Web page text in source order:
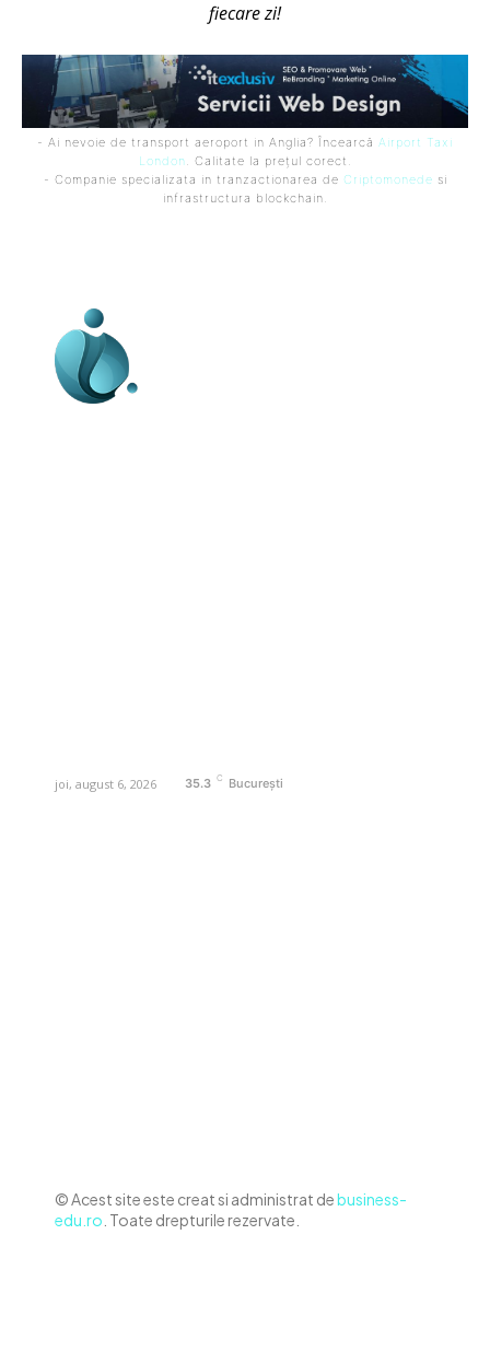
fiecare zi!
- Ai nevoie de transport aeroport in Anglia? Încearcă Airport Taxi
London. Calitate la prețul corect.
- Companie specializata in tranzactionarea de Criptomonede si
infrastructura blockchain.
joi, august 6, 2026 35.3 C București
© Acest site este creat si administrat debusiness-
edu.ro . Toate drepturile rezervate.